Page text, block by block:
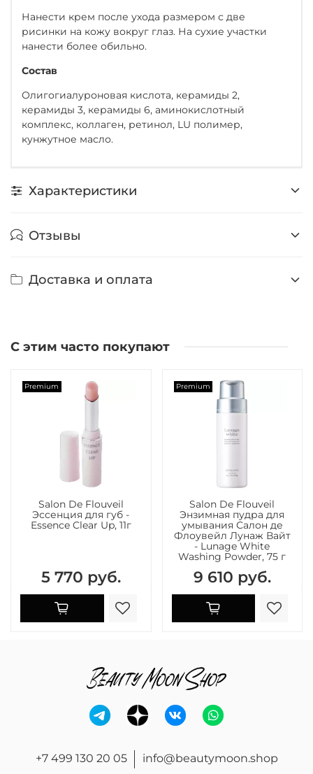
Нанести крем после ухода размером с две
рисинки на кожу вокруг глаз. На сухие участки
нанести более обильно.
Состав
Олигогиалуроновая кислота, керамиды 2,
керамиды 3, керамиды 6, аминокислотный
комплекс, коллаген, ретинол, LU полимер,
кунжутное масло.
Характеристики
Отзывы
Доставка и оплата
С этим часто покупают
Premium
Salon De Flouveil
Эссенция для губ -
Essence Clear Up, 11г
5 770 руб.
Premium
Salon De Flouveil
Энзимная пудра для
умывания Салон де
Флоувейл Лунаж Вайт
- Lunage White
Washing Powder, 75 г
9 610 руб.
+7 499 130 20 05 info@beautymoon.shop